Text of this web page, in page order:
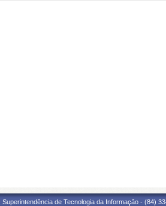
Superintendência de Tecnologia da Informação - (84)